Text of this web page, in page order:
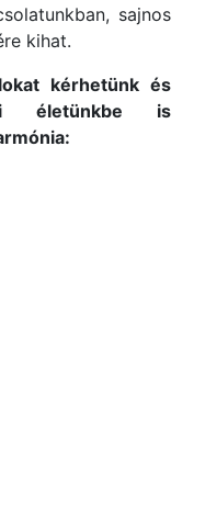
sajnos
kihat.
kérhetünk és
életünkbe is